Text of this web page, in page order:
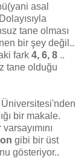
asal
tane olması
bir şey değil..
fark 4, 6, 8 ..
tane olduğu
bir makale.
gibi bir üst
gösteriyor..